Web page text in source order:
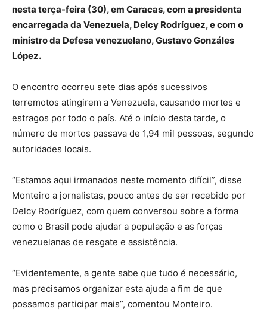
nesta terça-feira (30), em Caracas, com a presidenta
encarregada da Venezuela, Delcy Rodríguez, e com o
ministro da Defesa venezuelano, Gustavo Gonzáles
López.
O encontro ocorreu sete dias após sucessivos
terremotos atingirem a Venezuela, causando mortes e
estragos por todo o país. Até o início desta tarde, o
número de mortos passava de 1,94 mil pessoas, segundo
autoridades locais.
“Estamos aqui irmanados neste momento difícil”, disse
Monteiro a jornalistas, pouco antes de ser recebido por
Delcy Rodríguez, com quem conversou sobre a forma
como o Brasil pode ajudar a população e as forças
venezuelanas de resgate e assistência.
“Evidentemente, a gente sabe que tudo é necessário,
mas precisamos organizar esta ajuda a fim de que
possamos participar mais”, comentou Monteiro.